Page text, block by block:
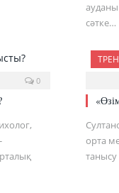
ауданы
сәтке…
0
орта